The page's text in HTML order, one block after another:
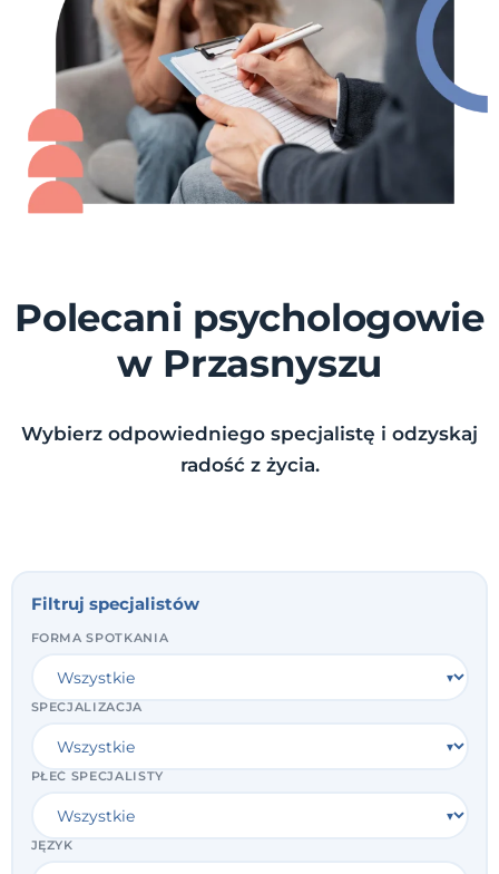
Polecani psychologowie
w Przasnyszu
Wybierz odpowiedniego specjalistę i odzyskaj
radość z życia.
Filtruj specjalistów
FORMA SPOTKANIA
SPECJALIZACJA
PŁEĆ SPECJALISTY
JĘZYK